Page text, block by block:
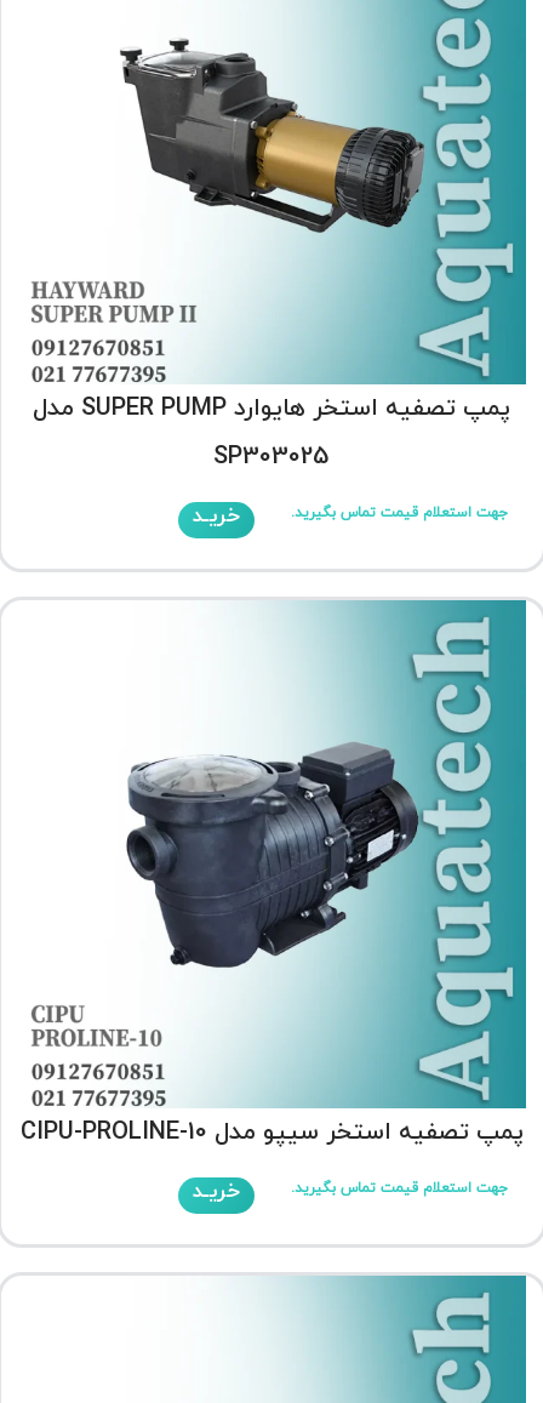
پمپ تصفیه استخر هایوارد SUPER PUMP مدل
SP303025
جهت استعلام قیمت تماس بگیرید. خریـد
پمپ تصفیه استخر سیپو مدل CIPU-PROLINE-10
جهت استعلام قیمت تماس بگیرید. خریـد